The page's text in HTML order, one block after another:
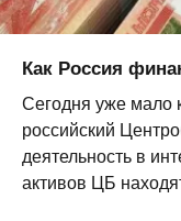
Как Россия
Сегодня уже мало
российский
деятельность в
активов ЦБ